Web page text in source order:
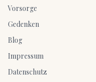
Vorsorge
Gedenken
Blog
Impressum
Datenschutz